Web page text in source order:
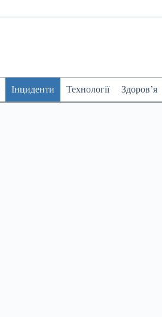
Інциденти Технології Здоров’я